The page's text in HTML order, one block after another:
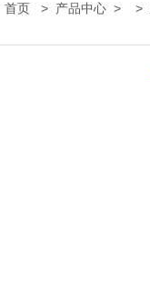
首页 > 产品中心 > >